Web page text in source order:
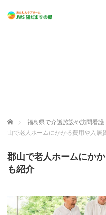
ホーム 福島県で介護施設や訪問看
山で老人ホームにかかる費用や入居
郡山で老人ホームにか
も紹介